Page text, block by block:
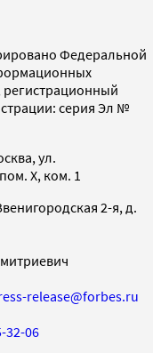
Федеральной
серия Эл №
ул.
X, ком. 1
2-я, д.
release@forbes.ru
32-06